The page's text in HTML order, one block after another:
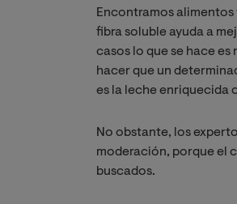
Encontramos alimentos
fibra soluble ayuda a
casos lo que se hace
hacer que un
es la leche enriquecida
No obstante, los
moderación, porque el
buscados.